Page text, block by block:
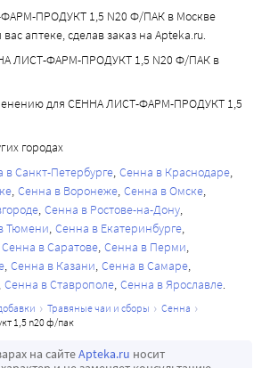
ПРОДУКТ 1,5 N20 Ф/ПАК в Москве
аптеке, сделав заказ на Apteka.ru.
ЛИСТ-ФАРМ-ПРОДУКТ 1,5 N20 Ф/ПАК в
для СЕННА ЛИСТ-ФАРМ-ПРОДУКТ 1,5
городах
в Санкт-Петербурге Сенна в Краснодаре
Сенна в Воронеже Сенна в Омске
Сенна в Ростове-на-Дону
Тюмени Сенна в Екатеринбурге
Сенна в Саратове Сенна в Перми
Сенна в Казани Сенна в Самаре
Сенна в Ставрополе Сенна в Ярославле
травяные чаи и сборы
сенна
1,5 n20 ф/пак
на сайтеApteka.ru носит